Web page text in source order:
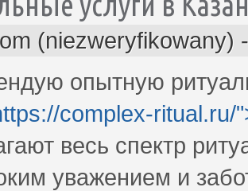
(niezweryfikowany)
опытную
complex-ritual.ru/
весь спектр
уважением и